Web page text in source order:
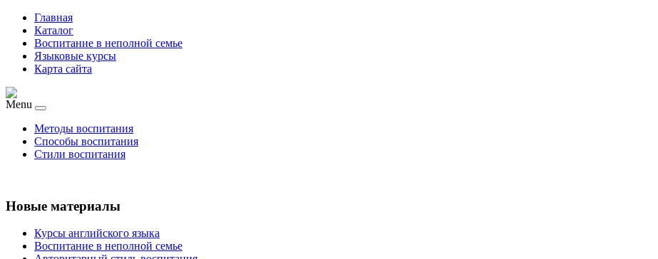
Главная
Каталог
Воспитание в неполной семье
Языковые курсы
Карта сайта
Menu
Методы воспитания
Способы воспитания
Стили воспитания
Новые материалы
Курсы английского языка
Воспитание в неполной семье